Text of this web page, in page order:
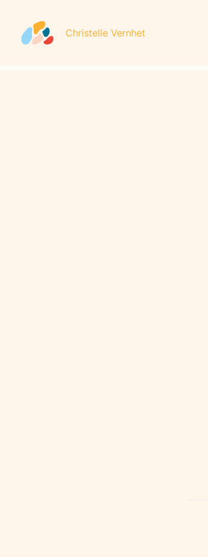
contenu
Christelle Vernhet